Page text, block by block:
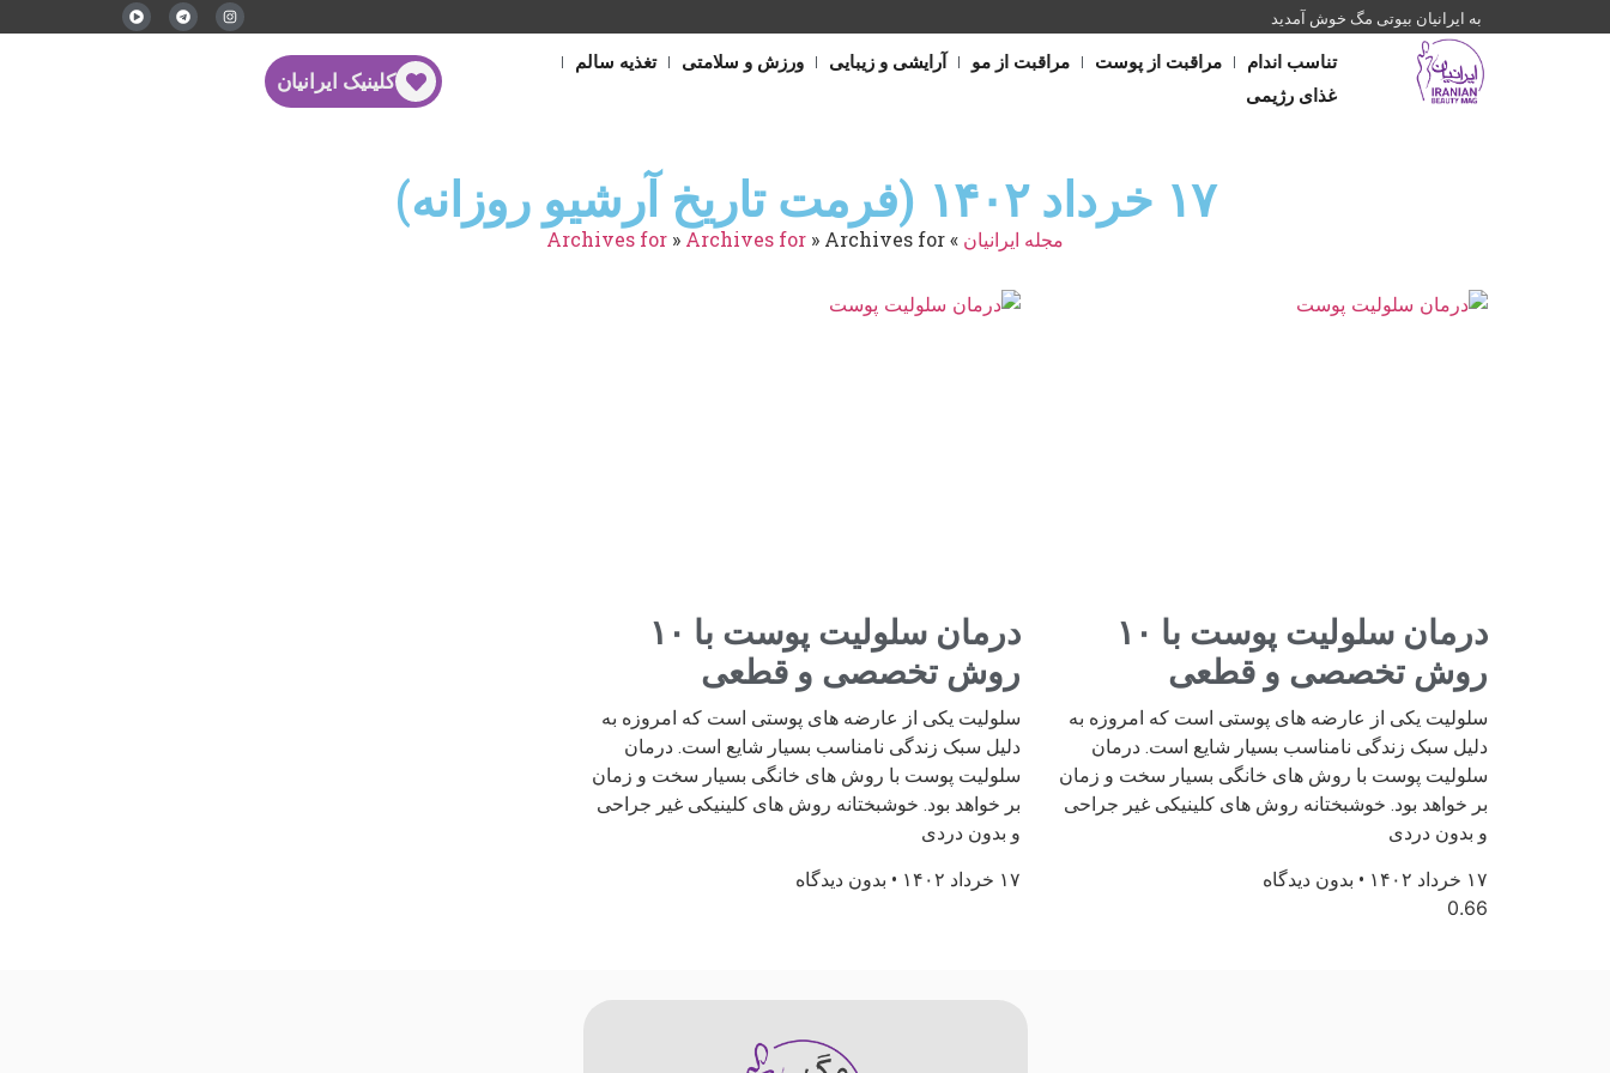
به ایرانیان بیوتی مگ خوش آمدید
تناسب اندام مراقبت از پوست مراقبت از مو آرایشی و زیبایی ورزش و سلامتی
تغذیه سالم
غذای رژیمی
کلینیک ایرانیان
۱۷ خرداد ۱۴۰۲ (فرمت تاریخ آرشیو روزانه)
مجله ایرانیان »
Archives for » Archives for » Archives for
درمان سلولیت پوست با ۱۰
روش تخصصی و قطعی
سلولیت یکی از عارضه های پوستی است که امروزه به
دلیل سبک زندگی نامناسب بسیار شایع است. درمان
سلولیت پوست با روش های خانگی بسیار سخت و زمان
بر خواهد بود. خوشبختانه روش های کلینیکی غیر جراحی
و بدون دردی
۱۷ خرداد ۱۴۰۲ بدون دیدگاه
درمان سلولیت پوست با ۱۰
روش تخصصی و قطعی
سلولیت یکی از عارضه های پوستی است که امروزه به
دلیل سبک زندگی نامناسب بسیار شایع است. درمان
سلولیت پوست با روش های خانگی بسیار سخت و زمان
بر خواهد بود. خوشبختانه روش های کلینیکی غیر جراحی
و بدون دردی
۱۷ خرداد ۱۴۰۲ بدون دیدگاه